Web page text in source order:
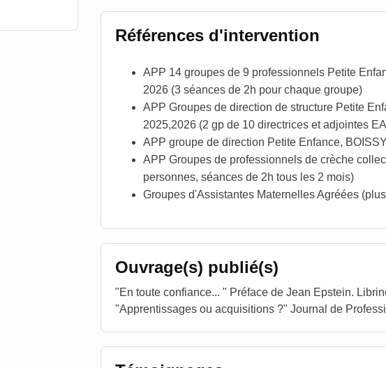
Références d'intervention
APP 14 groupes de 9 professionnels Petite
2026 (3 séances de 2h pour chaque groupe)
APP Groupes de direction de structure Petite
2025,2026 (2 gp de 10 directrices et adjointes
APP groupe de direction Petite Enfance,
APP Groupes de professionnels de crèche
personnes, séances de 2h tous les 2 mois)
Groupes d'Assistantes Maternelles Agréées
Ouvrage(s) publié(s)
"En toute confiance... " Préface de Jean Epstein.
"Apprentissages ou acquisitions ?" Journal de